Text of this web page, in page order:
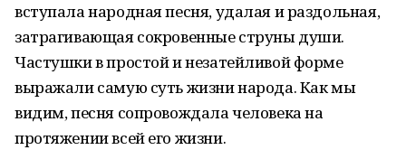
вступала народная песня, удалая и раздольная,
затрагивающая сокровенные струны души.
Частушки в простой и незатейливой форме
выражали самую суть жизни народа. Как мы
видим, песня сопровождала человека на
протяжении всей его жизни.